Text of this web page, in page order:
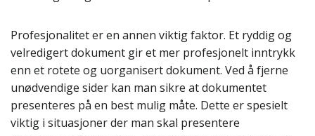
Profesjonalitet er en annen viktig faktor. Et ryddig og
velredigert dokument gir et mer profesjonelt inntrykk
enn et rotete og uorganisert dokument. Ved å fjerne
unødvendige sider kan man sikre at dokumentet
presenteres på en best mulig måte. Dette er spesielt
viktig i situasjoner der man skal presentere